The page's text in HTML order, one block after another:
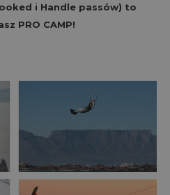
i Handle passów) to
PRO CAMP!